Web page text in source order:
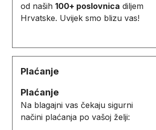
od naših 100+ poslovnica diljem
Hrvatske. Uvijek smo blizu vas!
Plaćanje
Plaćanje
Na blagajni vas čekaju sigurni
načini plaćanja po vašoj želji: